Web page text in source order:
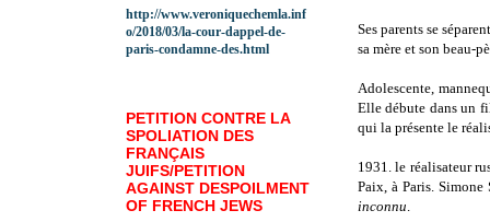
Ses parents se
sa mère et son beau-
Adolescente,
Elle débute dans un
qui la présente le
1931. le réalisateur
Paix, à Paris.
inconnu.
http://www.veroniquechemla.inf
o/2018/03/la-cour-dappel-de-
paris-condamne-des.html
PETITION CONTRE LA
SPOLIATION DES
FRANÇAIS
JUIFS/PETITION
AGAINST DESPOILMENT
OF FRENCH JEWS